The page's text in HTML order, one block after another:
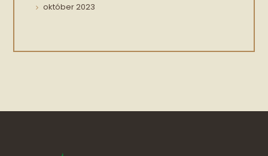
október2023